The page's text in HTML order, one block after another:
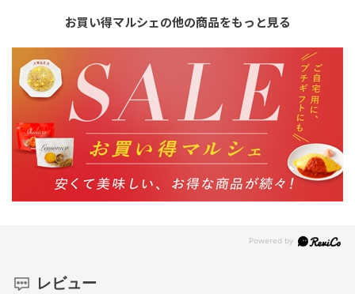
お買い得マルシェの他の商品をもっと見る
レビュー